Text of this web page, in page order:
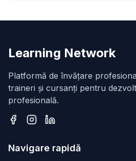
Learning Network
Platformă de învățare
traineri și cursanți pentru
profesională.
Navigare rapidă